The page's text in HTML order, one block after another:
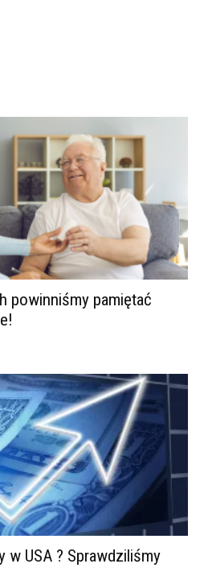
powinniśmy pamiętać
w USA ? Sprawdziliśmy